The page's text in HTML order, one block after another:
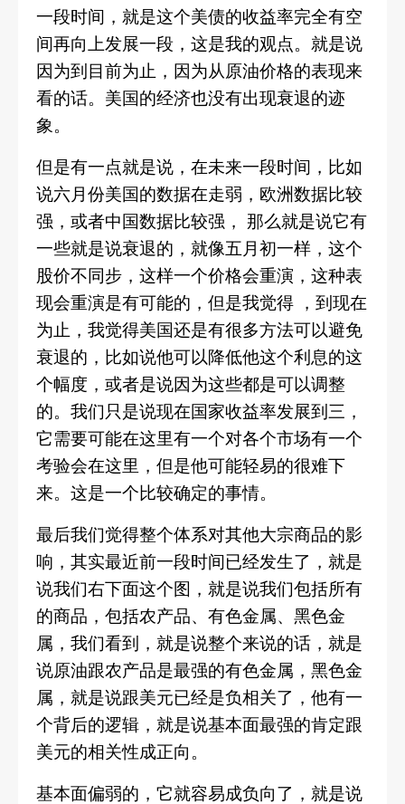
一段时间，就是这个美债的收益率完全有空
间再向上发展一段，这是我的观点。就是说
因为到目前为止，因为从原油价格的表现来
看的话。美国的经济也没有出现衰退的迹
象。
但是有一点就是说，在未来一段时间，比如
说六月份美国的数据在走弱，欧洲数据比较
强，或者中国数据比较强，
那么就是说它有
一些就是说衰退的，就像五月初一样，这个
股价不同步，这样一个价格会重演，这种表
现会重演是有可能的，但是我觉得
，到现在
为止，我觉得美国还是有很多方法可以避免
衰退的，比如说他可以降低他这个利息的这
个幅度，或者是说因为这些都是可以调整
的。我们只是说现在国家收益率发展到三，
它需要可能在这里有一个对各个市场有一个
考验会在这里，但是他可能轻易的很难下
来。这是一个比较确定的事情。
最后我们觉得整个体系对其他大宗商品的影
响，其实最近前一段时间已经发生了，就是
说我们右下面这个图，就是说我们包括所有
的商品，包括农产品、有色金属、黑色金
属，我们看到，就是说整个来说的话，就是
说原油跟农产品是最强的有色金属，黑色金
属，就是说跟美元已经是负相关了，他有一
个背后的逻辑，就是说基本面最强的肯定跟
美元的相关性成正向。
基本面偏弱的，它就容易成负向了，就是说